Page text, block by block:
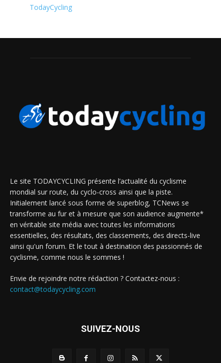
TodayCycling
Le site TODAYCYCLING présente l’actualité du cyclisme
mondial sur route, du cyclo-cross ainsi que la piste.
Initialement lancé sous forme de superblog, TCNews se
transforme au fur et à mesure que son audience augmente*
en véritable site média avec toutes les informations
essentielles, des résultats, des classements, des directs-live
ainsi qu'un forum. Et le tout à destination des passionnés de
cyclisme, comme nous le sommes !
Envie de rejoindre notre rédaction ? Contactez-nous :
contact@todaycycling.com
SUIVEZ-NOUS